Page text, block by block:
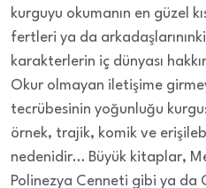
kurguyu okumanın en güzel
fertleri ya da
karakterlerin iç dünyası
Okur olmayan iletişime
tecrübesinin yoğunluğu
örnek, trajik, komik ve
nedenidir… Büyük kitaplar,
Polinezya Cenneti gibi ya da